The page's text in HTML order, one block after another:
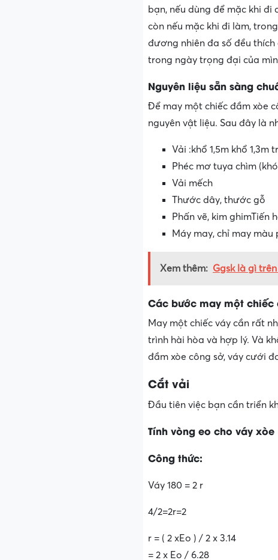
bạn, nếu dùng để mặc khi
còn nếu mặc khi đi làm,
đương nhiên đa số đều
trong ngày trọng đại của
Nguyên liệu sẵn sàng
Để may một chiếc đầm xòe
nguyên vật liệu. Sau đây là
Vải :khổ 1,5m khổ 1,3m
Phéc mơ tuya chìm
Vải mếch
Thước dây, thước gỗ
Phấn vẽ, kim ghimTiến
Máy may, chỉ may màu
Xem thêm: Ggsk là gì
Các bước may một chiếc
May một chiếc váy cần rất
trình hài hòa và hợp lý. Và
đầm xòe công sở, váy cưới
Cắt vải
Đầu tiên việc bạn cần triển
Tính vòng eo cho váy xòe
Công thức:
Váy 180 = 2 r
4/2=2r=2
r = ( 2 xEo ) / 2 x 3.14
= 2 x Eo / 6.28